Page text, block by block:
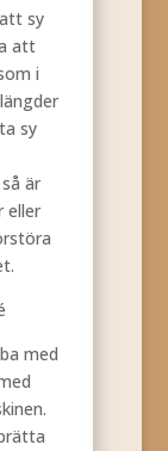
sy
att
i
sy
är
eller
med